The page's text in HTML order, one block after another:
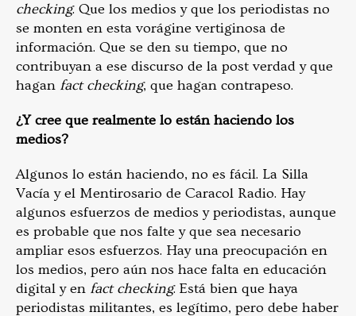
checking. Que los medios y que los periodistas no
se monten en esta vorágine vertiginosa de
información. Que se den su tiempo, que no
contribuyan a ese discurso de la post verdad y que
hagan fact checking, que hagan contrapeso.
¿Y cree que realmente lo están haciendo los
medios?
Algunos lo están haciendo, no es fácil. La Silla
Vacía y el Mentirosario de Caracol Radio. Hay
algunos esfuerzos de medios y periodistas, aunque
es probable que nos falte y que sea necesario
ampliar esos esfuerzos. Hay una preocupación en
los medios, pero aún nos hace falta en educación
digital y en fact checking. Está bien que haya
periodistas militantes, es legítimo, pero debe haber